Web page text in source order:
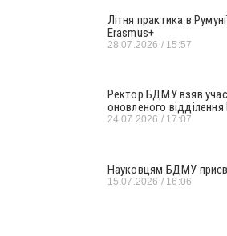
Літня практика в
Erasmus+
28.07.2026 15:57
Ректор БДМУ взяв
оновленого
24.07.2026 17:07
Науковцям БДМУ
15.07.2026 16:06